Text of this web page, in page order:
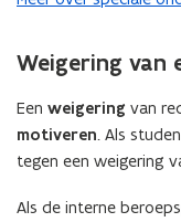
Weigering van
Een weigering van
motiveren. Als
tegen een weigering
Als de interne